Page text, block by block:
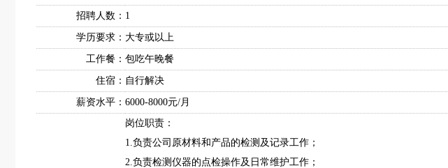
招聘人数： 1
学历要求： 大专或以上
工作餐： 包吃午晚餐
住宿： 自行解决
薪资水平： 6000-8000元/月
岗位职责：
1.负责公司原材料和产品的检测及记录工作；
2.负责检测仪器的点检操作及日常维护工作；